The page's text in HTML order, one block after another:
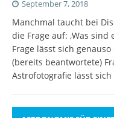
September 7, 2018
Manchmal taucht bei
die Frage auf: ‚Was sind
Frage lässt sich
(bereits beantwortete)
Astrofotografie lässt sich